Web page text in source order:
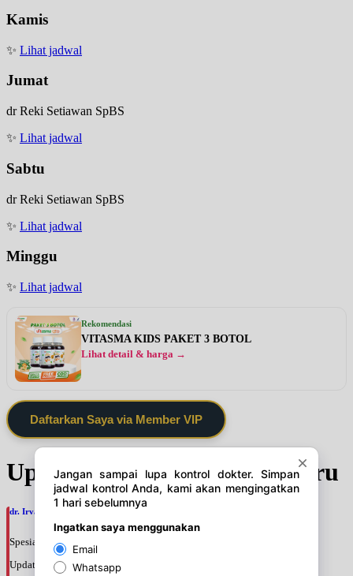
Kamis
✨ Lihat jadwal
Jumat
dr Reki Setiawan SpBS
✨ Lihat jadwal
Sabtu
dr Reki Setiawan SpBS
✨ Lihat jadwal
Minggu
✨ Lihat jadwal
Rekomendasi
VITASMA KIDS PAKET 3 BOTOL
Lihat detail & harga →
Daftarkan Saya via Member VIP
Update Jadwal Dokter terbaru
dr. Irvan Adenin, SpOGKFM
Spesialis: Kebidanan & Kandungan
Update terakhir: 2026-08-07 16:10:01